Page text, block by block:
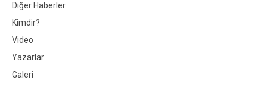
Diğer Haberler
Kimdir?
Video
Yazarlar
Galeri